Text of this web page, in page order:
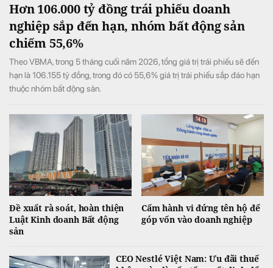
Hơn 106.000 tỷ đồng trái phiếu doanh
nghiệp sắp đến hạn, nhóm bất động sản
chiếm 55,6%
Theo VBMA, trong 5 tháng cuối năm 2026, tổng giá trị trái phiếu sẽ đến
hạn là 106.155 tỷ đồng, trong đó có 55,6% giá trị trái phiếu sắp đáo hạn
thuộc nhóm bất động sản.
Đề xuất rà soát, hoàn thiện
Luật Kinh doanh Bất động
sản
Cấm hành vi đứng tên hộ để
góp vốn vào doanh nghiệp
CEO Nestlé Việt Nam: Ưu đãi thuế